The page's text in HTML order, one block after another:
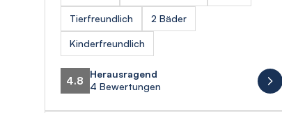
Tierfreundlich 2 Bäder
Kinderfreundlich
4.8
Herausragend
4 Bewertungen